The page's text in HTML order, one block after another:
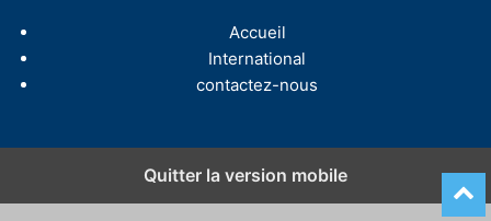
Accueil
International
contactez-nous
Quitter la version mobile